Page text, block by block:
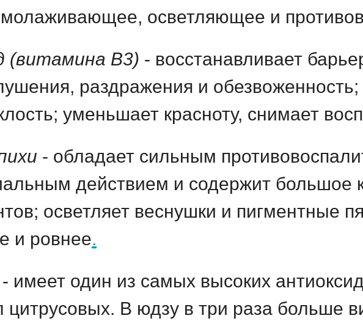
осветляющее и
(витамина В3) - восстанавливает
раздражения и
уменьшает красноту, снимает
- обладает сильным
действием и содержит большое
осветляет веснушки и пигментные
и ровнее.
имеет один из самых высоких
цитрусовых. В юдзу в три раза больше